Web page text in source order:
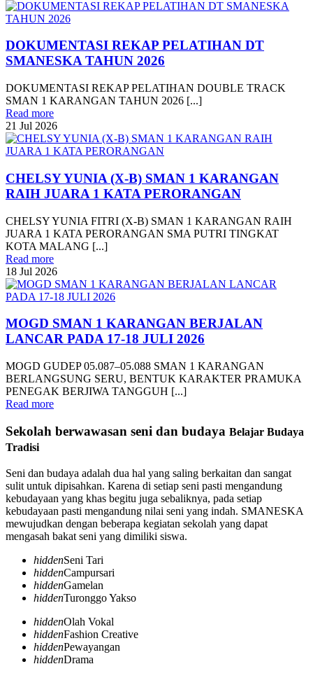
DOKUMENTASI REKAP PELATIHAN DT
SMANESKA TAHUN 2026
DOKUMENTASI REKAP PELATIHAN DOUBLE TRACK
SMAN 1 KARANGAN TAHUN 2026 [...]
Read more
21 Jul 2026
CHELSY YUNIA (X-B) SMAN 1 KARANGAN
RAIH JUARA 1 KATA PERORANGAN
CHELSY YUNIA FITRI (X-B) SMAN 1 KARANGAN RAIH
JUARA 1 KATA PERORANGAN SMA PUTRI TINGKAT
KOTA MALANG [...]
Read more
18 Jul 2026
MOGD SMAN 1 KARANGAN BERJALAN
LANCAR PADA 17-18 JULI 2026
MOGD GUDEP 05.087–05.088 SMAN 1 KARANGAN
BERLANGSUNG SERU, BENTUK KARAKTER PRAMUKA
PENEGAK BERJIWA TANGGUH [...]
Read more
Sekolah berwawasan seni dan budaya Belajar Budaya
Tradisi
Seni dan budaya adalah dua hal yang saling berkaitan dan sangat
sulit untuk dipisahkan. Karena di setiap seni pasti mengandung
kebudayaan yang khas begitu juga sebaliknya, pada setiap
kebudayaan pasti mengandung nilai seni yang indah. SMANESKA
mewujudkan dengan beberapa kegiatan sekolah yang dapat
mengasah bakat seni yang dimiliki siswa.
hiddenSeni Tari
hiddenCampursari
hiddenGamelan
hiddenTuronggo Yakso
hiddenOlah Vokal
hiddenFashion Creative
hiddenPewayangan
hiddenDrama